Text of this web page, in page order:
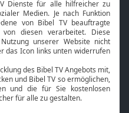
Nächster Gottesdienst
Service
Kontakt
TV-Empfang